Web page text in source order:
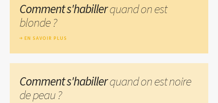
Comment s'habillerquand on est
blonde ?
EN SAVOIR PLUS
Comment s'habillerquand on est noire
de peau ?